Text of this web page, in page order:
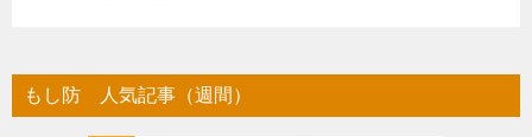
もし防 人気記事（週間）